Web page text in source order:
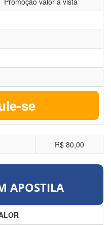
se
R$ 80,00
APOSTILA